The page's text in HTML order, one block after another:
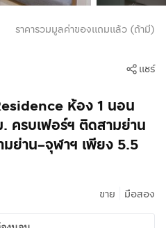
ราคารวมมูลค่าของแถมแล้ว (ถ้ามี)
แชร์
ห้อง 1 นอน
ครบเฟอร์ฯ ติดสามย่าน
ย่าน–จุฬาฯ เพียง 5.5
ขาย มือสอง